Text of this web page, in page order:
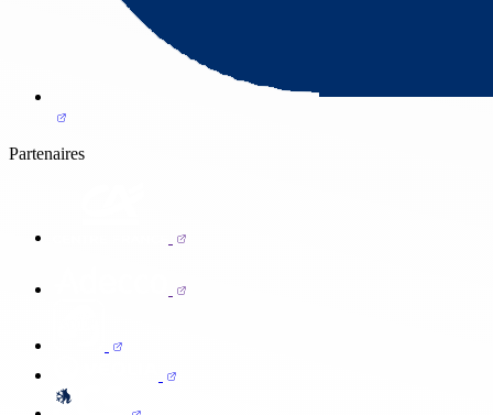
Partenaires